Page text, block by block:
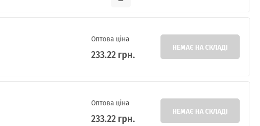
Оптова ціна
233.22 грн. НЕМАЄ НА СКЛАДІ
Оптова ціна
233.22 грн. НЕМАЄ НА СКЛАДІ